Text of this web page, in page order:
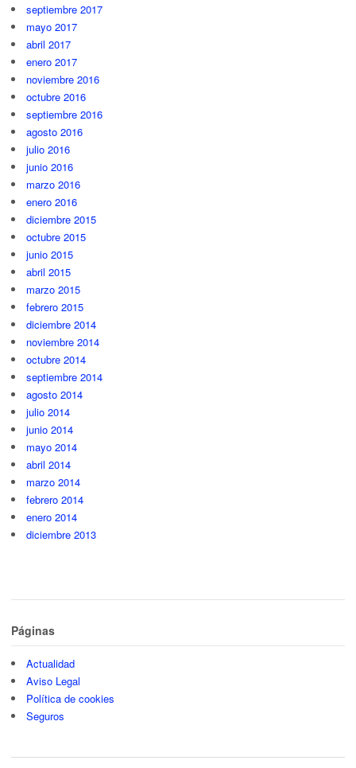
septiembre 2017
mayo 2017
abril 2017
enero 2017
noviembre 2016
octubre 2016
septiembre 2016
agosto 2016
julio 2016
junio 2016
marzo 2016
enero 2016
diciembre 2015
octubre 2015
junio 2015
abril 2015
marzo 2015
febrero 2015
diciembre 2014
noviembre 2014
octubre 2014
septiembre 2014
agosto 2014
julio 2014
junio 2014
mayo 2014
abril 2014
marzo 2014
febrero 2014
enero 2014
diciembre 2013
Páginas
Actualidad
Aviso Legal
Política de cookies
Seguros